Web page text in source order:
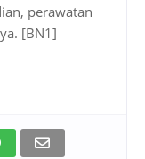
perawatan
[BN1]